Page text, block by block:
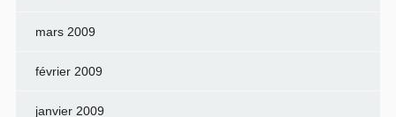
mars 2009
février 2009
janvier 2009